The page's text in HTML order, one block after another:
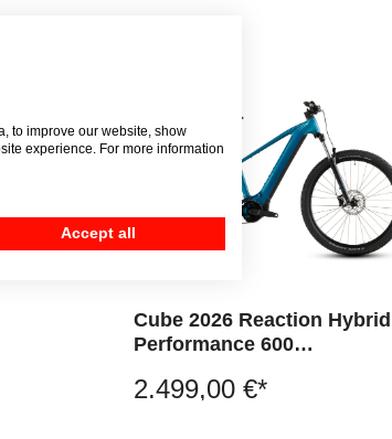
Cube 2026 Reaction Hybrid
Performance 600
2.499,00 €*
to improve our website, show
experience. For more information
Accept all